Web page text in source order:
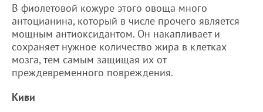
В фиолетовой кожуре этого овоща много
антоцианина, который в числе прочего является
мощным антиоксидантом. Он накапливает и
сохраняет нужное количество жира в клетках
мозга, тем самым защищая их от
преждевременного повреждения.
Киви